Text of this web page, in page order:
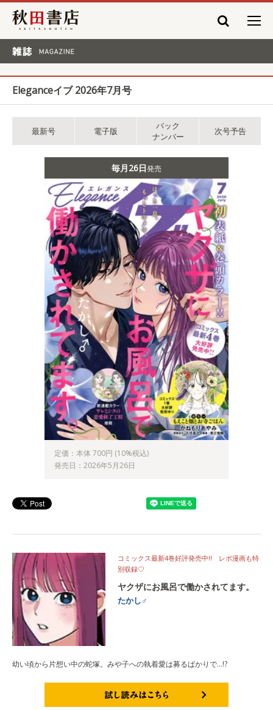
秋田書店
Eleganceイブ 2026年7月号
最新号 電子版
バック
ナンバー
次号予告
毎月26日発売
定価：本体 700円 (10%税込)
発売日：2026年5月26日
コミックス最新4巻好評発売中!! レポ漫画も特
別収録♡
ヤクザにお風呂で働かされてます。
たかし♂
幼い頃から片想い中の蛇塚。みや子への執着愛は募るばかりで…!?